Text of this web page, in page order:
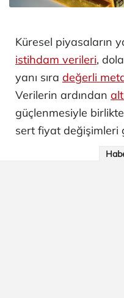
Küresel piyasaların
istihdam verileri,
yanı sıra değerli
Verilerin ardından
güçlenmesiyle birlikte
sert fiyat değişimleri